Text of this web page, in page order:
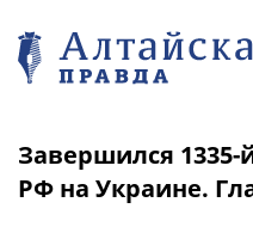
Завершился
РФ на Украине.